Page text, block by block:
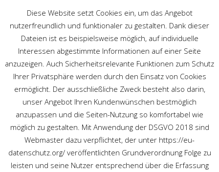
ART
Schaltbares Glas/Art
Diese Website setzt Cookies ein, um das Angebot
nutzerfreundlich und funktionaler zu gestalten. Dank dieser
Dateien ist es beispielsweise möglich, auf individuelle
Interessen abgestimmte Informationen auf einer Seite
anzuzeigen. Auch Sicherheitsrelevante Funktionen zum Schutz
Ihrer Privatsphäre werden durch den Einsatz von Cookies
ermöglicht. Der ausschließliche Zweck besteht also darin,
unser Angebot Ihren Kundenwünschen bestmöglich
anzupassen und die Seiten-Nutzung so komfortabel wie
möglich zu gestalten. Mit Anwendung der DSGVO 2018 sind
Webmaster dazu verpflichtet, der unter https://eu-
datenschutz.org/ veröffentlichten Grundverordnung Folge zu
leisten und seine Nutzer entsprechend über die Erfassung